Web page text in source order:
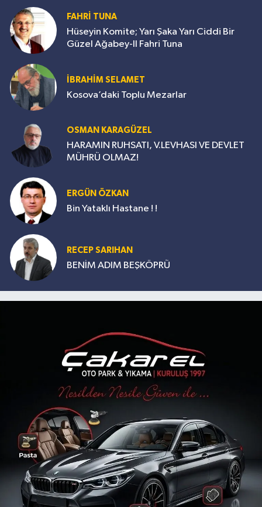
FAHRİ TUNA
Hüseyin Komite; Yarı Şaka Yarı Ciddi Bir
Güzel Ağabey-II Fahri Tuna
İBRAHİM SELAMET
Kosova’daki Toplu Mezarlar
OSMAN KARAGÜZEL
HARAMIN RUHSATI, V.LEVHASI VE DEVLET
MÜHRÜ OLMAZ!
ERGÜN ÖZKAN
Bin Yataklı Hastane ! !
RECEP SARIHAN
BENİM ADIM BEŞKÖPRÜ